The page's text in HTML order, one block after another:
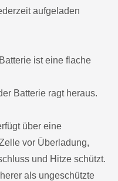
aufgeladen
ist eine flache
Batterie ragt heraus.
über eine
vor Überladung,
und Hitze schützt.
als ungeschützte